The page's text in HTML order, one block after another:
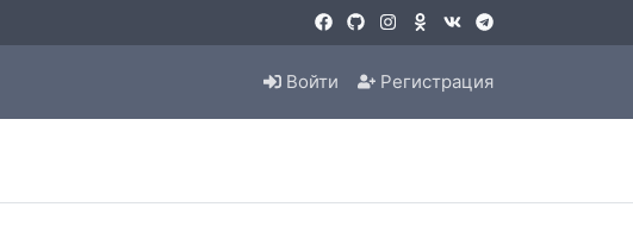
Войти Регистрация